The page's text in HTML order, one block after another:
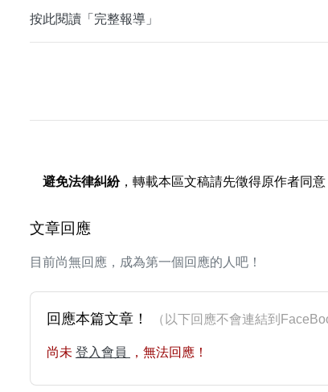
按此閱讀「完整報導」
避免法律糾紛，轉載本區文稿請先徵得原作者同意
文章回應
目前尚無回應，成為第一個回應的人吧！
回應本篇文章！ （以下回應不會連結到
尚未 登入會員 ，無法回應！